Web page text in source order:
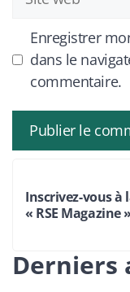
web
Enregistrer
dans le
commentaire.
Inscrivez-vous à
« RSE Magazine »
Derniers